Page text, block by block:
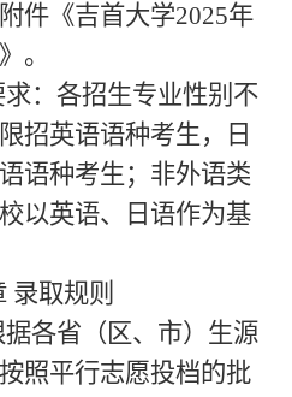
件《吉首大学2025年
。
求：各招生专业性别不
招英语语种考生，日
语种考生； 非外语类
以英语、日语作为基
录取规则
据各省（区、市）生源
照平行志愿投档的批